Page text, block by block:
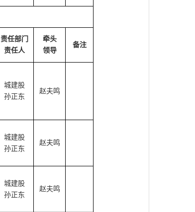
责任部门
责任人
牵头
领导
备注
城建股
孙正东
赵夫鸣
城建股
孙正东
赵夫鸣
城建股
孙正东
赵夫鸣